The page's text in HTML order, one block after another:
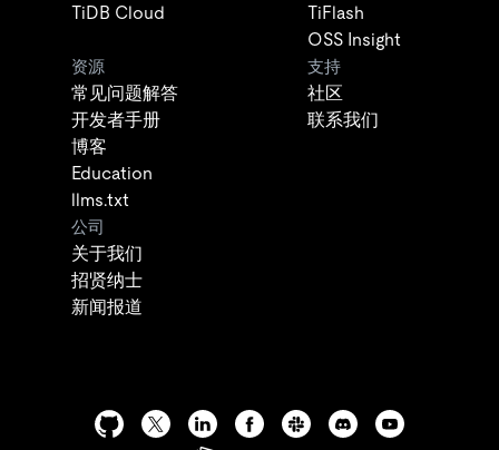
TiDB Cloud
TiFlash
OSS Insight
资源
常见问题解答
开发者手册
博客
Education
llms.txt
支持
社区
联系我们
公司
关于我们
招贤纳士
新闻报道